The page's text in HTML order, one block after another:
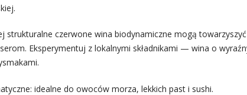
strukturalne czerwone wina biodynamiczne mogą
Eksperymentuj z lokalnymi składnikami — wina o
idealne do owoców morza, lekkich past i sushi.